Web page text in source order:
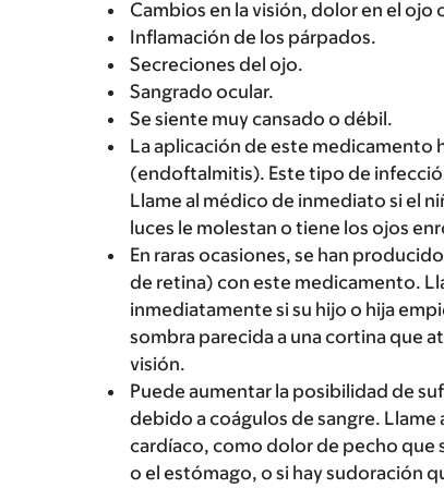
Cambios en la visión, dolor en el ojo
Inflamación de los párpados.
Secreciones del ojo.
Sangrado ocular.
Se siente muy cansado o débil.
La aplicación de este
(endoftalmitis). Este tipo de
Llame al médico de inmediato si el
luces le molestan o tiene los ojos
En raras ocasiones, se han
de retina) con este medicamento.
inmediatamente si su hijo o hija
sombra parecida a una cortina que
visión.
Puede aumentar la posibilidad de
debido a coágulos de sangre.
cardíaco, como dolor de pecho que
o el estómago, o si hay sudoración